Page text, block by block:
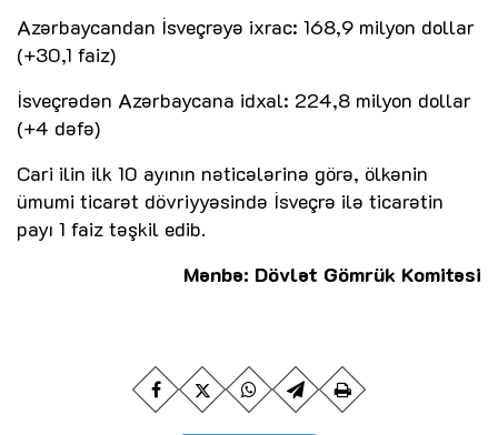
Azərbaycandan İsveçrəyə ixrac: 168,9 milyon dollar
(+30,1 faiz)
İsveçrədən Azərbaycana idxal: 224,8 milyon dollar
(+4 dəfə)
Cari ilin ilk 10 ayının nəticələrinə görə, ölkənin
ümumi ticarət dövriyyəsində İsveçrə ilə ticarətin
payı 1 faiz təşkil edib.
Mənbə: Dövlət Gömrük Komitəsi